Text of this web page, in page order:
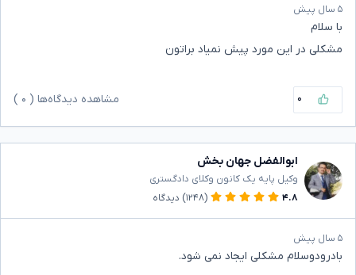
۵ سال پیش
با سلام
مشکلی در این مورد پیش نمیاد براتون
۰ مشاهده دیدگاه‌ها ( ۰
ابوالفضل جهان بخش
وکیل پایه یک کانون وکلای دادگستری
۴.۸
(۱۲۴۸) دیدگاه
۵ سال پیش
بادرودوسلام مشکلی ایجاد نمی شود.